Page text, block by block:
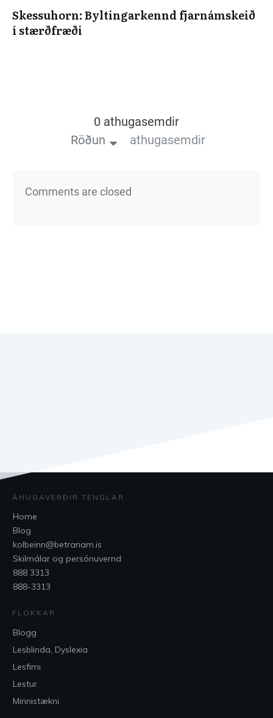
Skessuhorn: Byltingarkennd fjarnámskeið
í stærðfræði
0 athugasemdir
Röðun
athugasemdir
Comments are closed
ÁHUGAVERÐIR TENGLAR
Home
Blog
kolbeinn@betranam.is
Skilmálar og persónuvernd
888 3313
888-3313
FLOKKAR
Blogg
Lesblinda, Dyslexia
Lesfimi
Lestur
Minnistækni